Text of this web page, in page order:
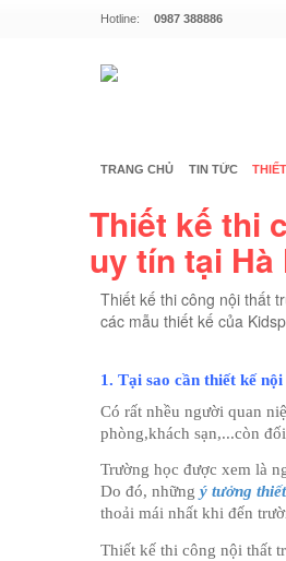
Hotline: 0987 388886
TRANG CHỦ TIN TỨC
Thiết kế thi
uy tín tại Hà
Thiết kế thi công nội thất
các mẫu thiết kế của
1. Tại sao cần thiết kế
Có rất nhều người quan
phòng,khách sạn,...còn
Trường học được xem là
Do đó, những ý tưởng
thoải mái nhất khi đến
Thiết kế thi công nội thất